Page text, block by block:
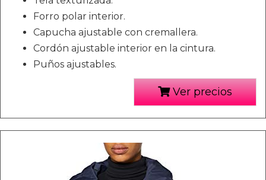
Forro polar interior.
Capucha ajustable con cremallera.
Cordón ajustable interior en la cintura.
Puños ajustables.
Ver precios